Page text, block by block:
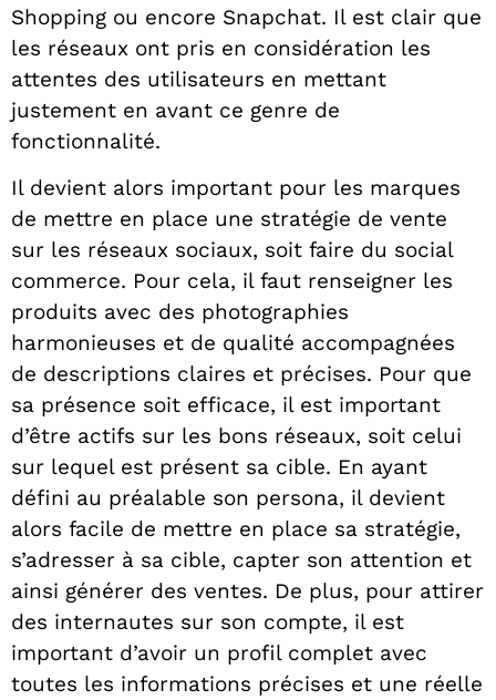
Shopping ou encore Snapchat. Il est clair que
les réseaux ont pris en considération les
attentes des utilisateurs en mettant
justement en avant ce genre de
fonctionnalité.
Il devient alors important pour les marques
de mettre en place une stratégie de vente
sur les réseaux sociaux, soit faire du social
commerce. Pour cela, il faut renseigner les
produits avec des photographies
harmonieuses et de qualité accompagnées
de descriptions claires et précises. Pour que
sa présence soit efficace, il est important
d’être actifs sur les bons réseaux, soit celui
sur lequel est présent sa cible. En ayant
défini au préalable son persona, il devient
alors facile de mettre en place sa stratégie,
s’adresser à sa cible, capter son attention et
ainsi générer des ventes. De plus, pour attirer
des internautes sur son compte, il est
important d’avoir un profil complet avec
toutes les informations précises et une réelle